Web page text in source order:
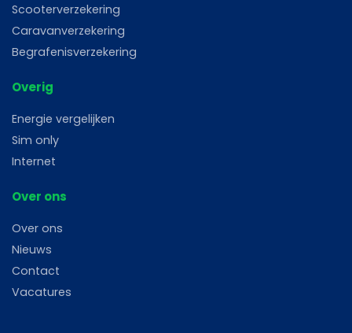
Scooterverzekering
Caravanverzekering
Begrafenisverzekering
Overig
Energie vergelijken
Sim only
Internet
Over ons
Over ons
Nieuws
Contact
Vacatures